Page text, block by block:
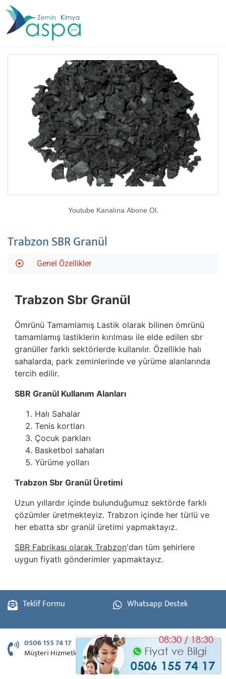
Youtube Kanalına Abone Ol.
Trabzon SBR Granül
Genel Özellikler
Trabzon Sbr Granül
Ömrünü Tamamlamış Lastik olarak bilinen ömrünü
tamamlamış lastiklerin kırılması ile elde edilen sbr
granüller farklı sektörlerde kullanılır. Özellikle halı
sahalarda, park zeminlerinde ve yürüme alanlarında
tercih edilir.
SBR Granül Kullanım Alanları
Halı Sahalar
Tenis kortları
Çocuk parkları
Basketbol sahaları
Yürüme yolları
Trabzon Sbr Granül Üretimi
Uzun yıllardır içinde bulunduğumuz sektörde farklı
çözümler üretmekteyiz. Trabzon içinde her türlü ve
her ebatta sbr granül üretimi yapmaktayız.
SBR Fabrikası olarak Trabzon'dan tüm şehirlere
uygun fiyatlı gönderimler yapmaktayız.
Teklif Formu Whatsapp Destek
0506 155 74 17
Müşteri Hizmetleri